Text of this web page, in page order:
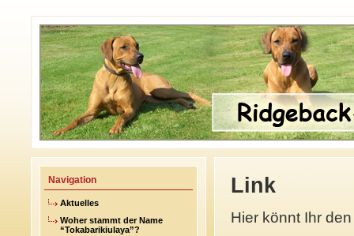
Link
Hier könnt Ihr
Navigation
Aktuelles
Woher stammt der Name
“Tokabarikiulaya”?